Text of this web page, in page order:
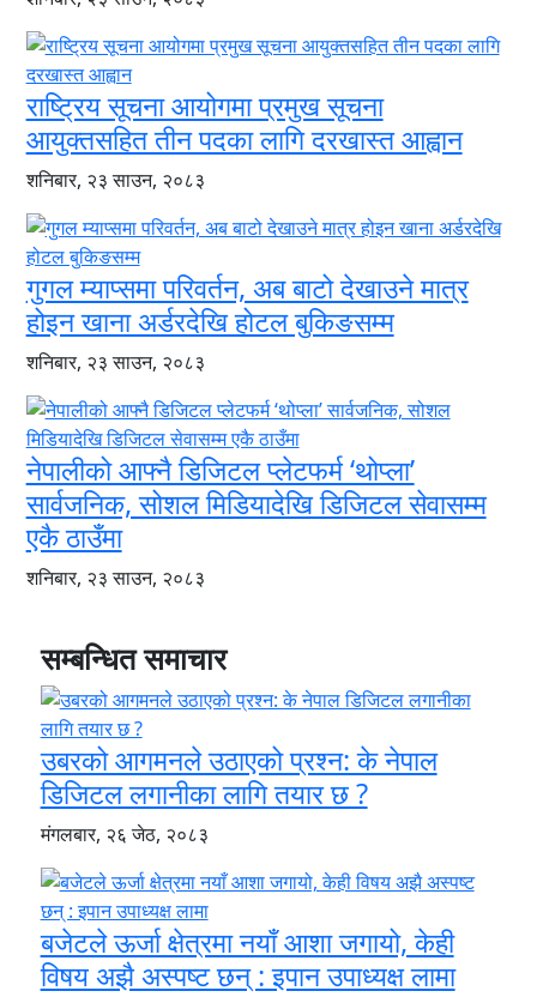
राष्ट्रिय सूचना आयोगमा प्रमुख सूचना
आयुक्तसहित तीन पदका लागि दरखास्त आह्वान
शनिबार, २३ साउन, २०८३
गुगल म्याप्समा परिवर्तन, अब बाटो देखाउने मात्र
होइन खाना अर्डरदेखि होटल बुकिङसम्म
शनिबार, २३ साउन, २०८३
नेपालीको आफ्नै डिजिटल प्लेटफर्म ‘थोप्ला’
सार्वजनिक, सोशल मिडियादेखि डिजिटल सेवासम्म
एकै ठाउँमा
शनिबार, २३ साउन, २०८३
सम्बन्धित समाचार
उबरको आगमनले उठाएको प्रश्न: के नेपाल
डिजिटल लगानीका लागि तयार छ ?
मंगलबार, २६ जेठ, २०८३
बजेटले ऊर्जा क्षेत्रमा नयाँ आशा जगायो, केही
विषय अझै अस्पष्ट छन् : इपान उपाध्यक्ष लामा